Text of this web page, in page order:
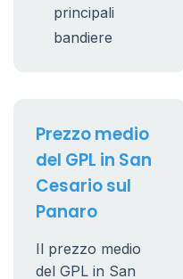
principali
bandiere
Prezzo medio
del GPL in San
Cesario sul
Panaro
Il prezzo medio
del GPL in San